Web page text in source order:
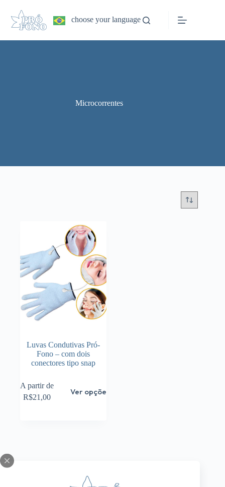
conteúdo
choose your language
Microcorrentes
Luvas Condutivas Pró-
Fono – com dois
conectores tipo snap
A partir de
R$21,00
Ver opções
Este
produto
tem
ser
escolhidas